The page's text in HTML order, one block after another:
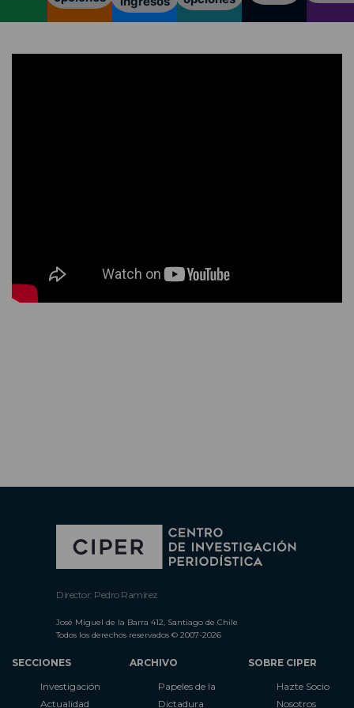
Director: Pedro Ramírez
José Miguel de la Barra 412, Santiago de Chile
Todos los derechos reservados © 2007-2026
SECCIONES
Investigación
Actualidad
ARCHIVO
Papeles de la
Dictadura
SOBRE CIPER
Hazte Socio
Nosotros